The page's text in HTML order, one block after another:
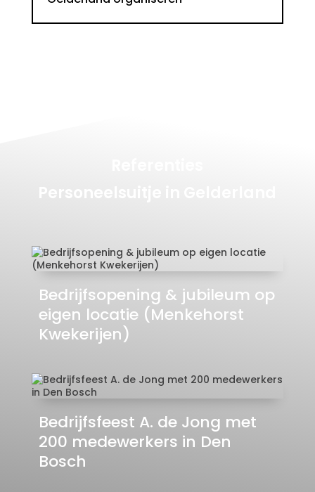
Personeelsuitje in Gelderland
Bedrijfsopening & jubileum op
eigen locatie (Menkehorst
Kwekerijen)
Bedrijfsfeest A. de Jong met
200 medewerkers in Den
Bosch